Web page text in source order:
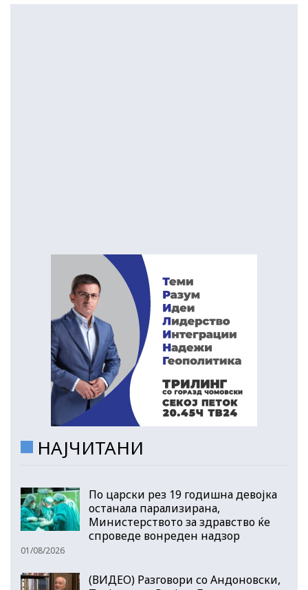
НАЈЧИТАНИ
По царски рез 19 годишна девојка
останала парализирана,
Министерството за здравство ќе
спроведе вонреден надзор
01/08/2026
(ВИДЕО) Разговори со Андоновски,